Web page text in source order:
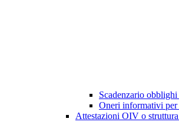
Scadenzario
Oneri informativi per
Attestazioni OIV o struttura